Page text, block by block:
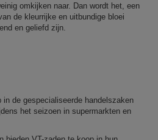
omkijken naar. Dan wordt het, een
de kleurrijke en uitbundige bloei
en geliefd zijn.
de gespecialiseerde handelszaken
het seizoen in supermarkten en